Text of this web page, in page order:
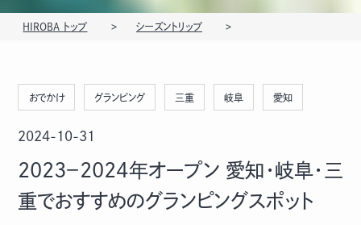
HIROBA トップ シーズントリップ
おでかけ グランピング 三重 岐阜 愛知
2024-10-31
2023－2024年オープン 愛知・岐阜・三
重でおすすめのグランピングスポット